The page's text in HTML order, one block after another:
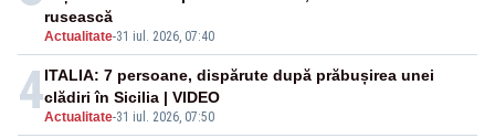
Actualitate-31 iul. 2026, 07:40
rusească
4Actualitate-31 iul. 2026, 07:50
ITALIA: 7 persoane, dispărute după prăbușirea unei
clădiri în Sicilia | VIDEO